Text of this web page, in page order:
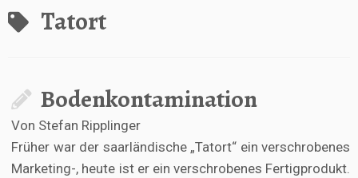
Tatort
Bodenkontamination
Von Stefan Ripplinger
Früher war der saarländische „Tatort“ ein verschrobenes
Marketing-, heute ist er ein verschrobenes Fertigprodukt.